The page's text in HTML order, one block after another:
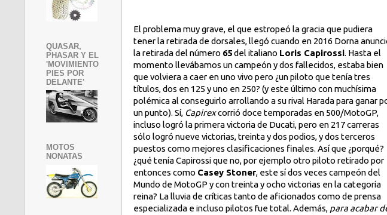
El problema muy grave, el que estropeó la gracia que pudiera
tener la retirada de dorsales, llegó cuando en 2016 Dorna
la retirada del número 65del italiano Loris Capirossi. Hasta el
momento llevábamos un campeón y dos fallecidos, estaba bien
que volviera a caer en uno vivo pero ¿un piloto que tenía tres
títulos, dos en 125 y uno en 250? (y este último con muchísima
polémica al conseguirlo arrollando a su rival Harada para ganar
un punto). Sí, Capirexcorrió doce temporadas en 500/MotoGP,
incluso logró la primera victoria de Ducati, pero en 217 carreras
sólo logró nueve victorias, treinta y dos podios, y dos terceros
puestos como mejores clasificaciones finales. Así que ¿porqué?
¿qué tenía Capirossi que no, por ejemplo otro piloto retirado por
entonces como Casey Stoner, este sí dos veces campeón del
Mundo de MotoGP y con treinta y ocho victorias en la categoría
reina? La lluvia de críticas tanto de aficionados como de prensa
especializada e incluso pilotos fue total. Además, para acabar
QUASAR,
PHASAR Y EL
'MOVIMIENTO
PIES POR
DELANTE'
MOTOS
NONATAS